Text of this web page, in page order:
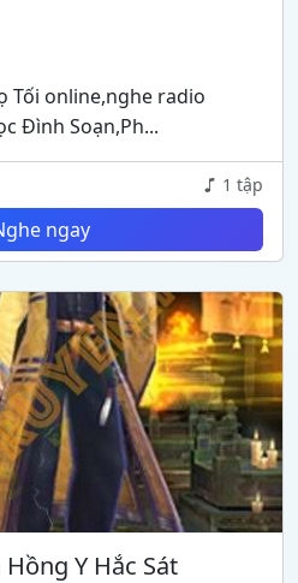
Tối online,nghe radio
Đình Soạn,Ph...
1 tập
ngay
Y Hắc Sát